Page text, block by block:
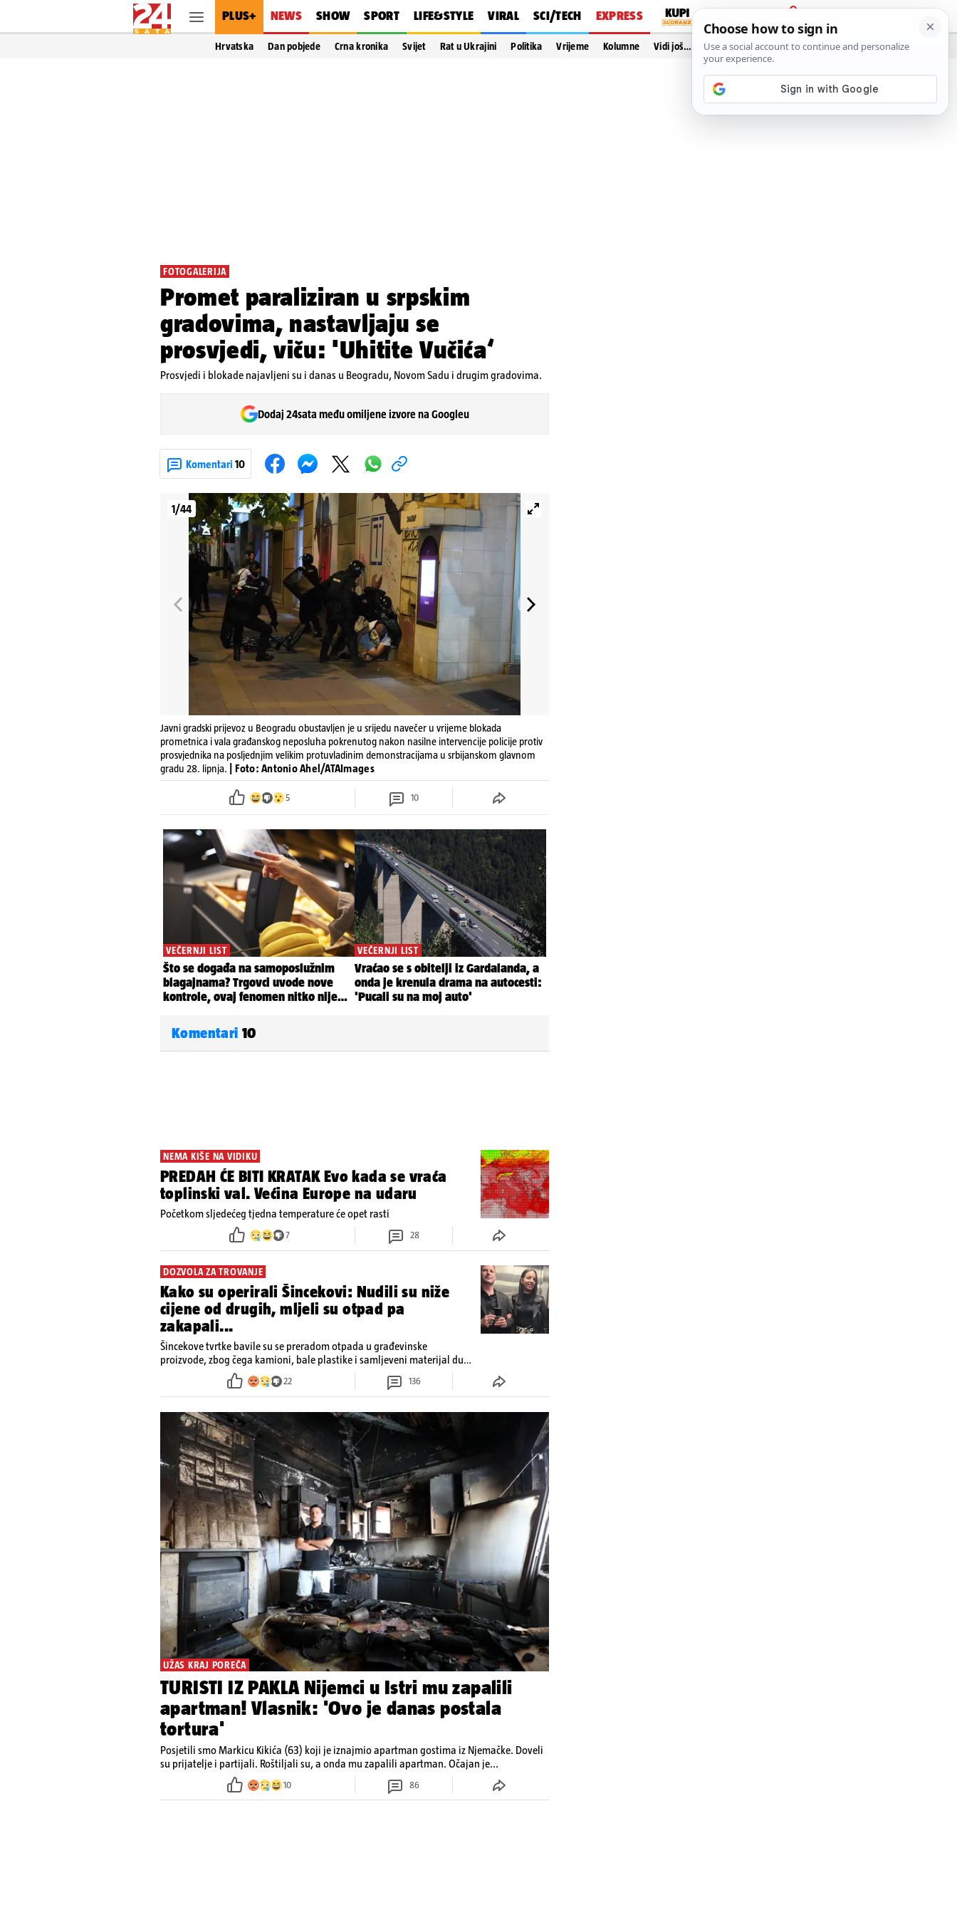
PLUS+ NEWS SHOW SPORT LIFE&STYLE VIRAL SCI/TECH EXPRESS
PRIJAVA
Hrvatska Dan pobjede Crna kronika Svijet Rat u Ukrajini Politika Vrijeme Kolumne Vidi još…
FOTOGALERIJA
Promet paraliziran u srpskim
gradovima, nastavljaju se
prosvjedi, viču: 'Uhitite Vučića‘
Prosvjedi i blokade najavljeni su i danas u Beogradu, Novom Sadu i drugim gradovima.
Dodaj 24sata među omiljene izvore na Googleu
Komentari 10
1/44
Javni gradski prijevoz u Beogradu obustavljen je u srijedu navečer u vrijeme blokada
prometnica i vala građanskog neposluha pokrenutog nakon nasilne intervencije policije protiv
prosvjednika na posljednjim velikim protuvladinim demonstracijama u srbijanskom glavnom
gradu 28. lipnja.
| Foto: Antonio Ahel/ATAImages
5 10
Komentari 10
NEMA KIŠE NA VIDIKU
PREDAH ĆE BITI KRATAK Evo kada se vraća
toplinski val. Većina Europe na udaru
Početkom sljedećeg tjedna temperature će opet rasti
7 28
DOZVOLA ZA TROVANJE
Kako su operirali Šincekovi: Nudili su niže
cijene od drugih, mljeli su otpad pa
zakapali...
Šincekove tvrtke bavile su se preradom otpada u građevinske
proizvode, zbog čega kamioni, bale plastike i samljeveni materijal dugo
nisu izazivali sumnju
22 136
UŽAS KRAJ POREČA
TURISTI IZ PAKLA Nijemci u Istri mu zapalili
apartman! Vlasnik: 'Ovo je danas postala
tortura'
Posjetili smo Markicu Kikića (63) koji je iznajmio apartman gostima iz Njemačke. Doveli
su prijatelje i partijali. Roštiljali su, a onda mu zapalili apartman. Očajan je...
10 86